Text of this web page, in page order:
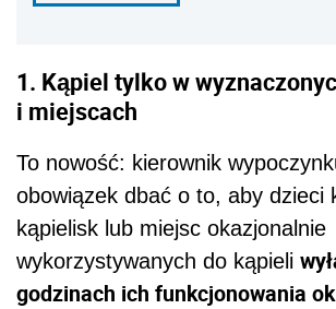
1. Kąpiel tylko w
i miejscach
To nowość: kierownik
obowiązek dbać o to, aby dzieci
kąpielisk lub miejsc okazjonalnie
wykorzystywanych do kąpieli
godzinach ich funkcjonowania